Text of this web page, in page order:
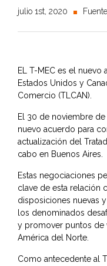
julio 1st, 2020
EL T-MEC es el nuevo
Estados Unidos y
Comercio (TLCAN).
El 30 de noviembre
nuevo acuerdo para
actualización del
cabo en Buenos Aires.
Estas negociaciones
clave de esta relación
disposiciones nuevas
los denominados
y promover puntos de
América del Norte.
Como antecedente al